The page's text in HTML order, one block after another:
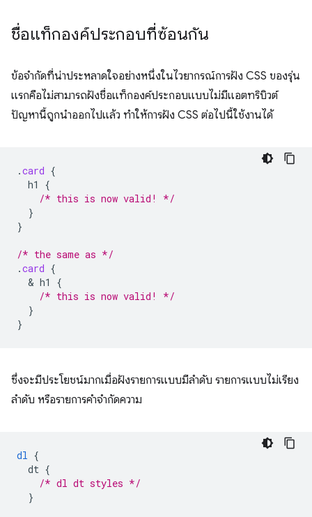
ชื่อแท็กองค์ประกอบที่ซ้อนกัน
ข้อจำกัดที่น่าประหลาดใจอย่างหนึ่งในไวยากรณ์การฝัง CSS ของรุ่น
แรกคือไม่สามารถฝังชื่อแท็กองค์ประกอบแบบไม่มีแอตทริบิวต์
ปัญหานี้ถูกนำออกไปแล้ว ทำให้การฝัง CSS ต่อไปนี้ใช้งานได้
.card {
h1
{
/* this is now valid! */
}
}
/* the same as */
.card {
  &
h1
{
/* this is now valid! */
}
}
ซึ่งจะมีประโยชน์มากเมื่อฝังรายการแบบมีลําดับ รายการแบบไม่เรียง
ลําดับ หรือรายการคําจํากัดความ
dl {
dt {
/* dl dt styles */
}